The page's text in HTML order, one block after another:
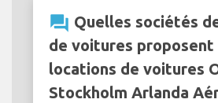
question_answer Quelles sociétés
de voitures proposent
locations de voitures
Stockholm Arlanda